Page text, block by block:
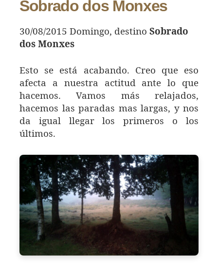
Sobrado dos Monxes
30/08/2015 Domingo, destino Sobrado
dos Monxes
Esto se está acabando. Creo que eso
afecta a nuestra actitud ante lo que
hacemos. Vamos más relajados,
hacemos las paradas mas largas, y nos
da igual llegar los primeros o los
últimos.